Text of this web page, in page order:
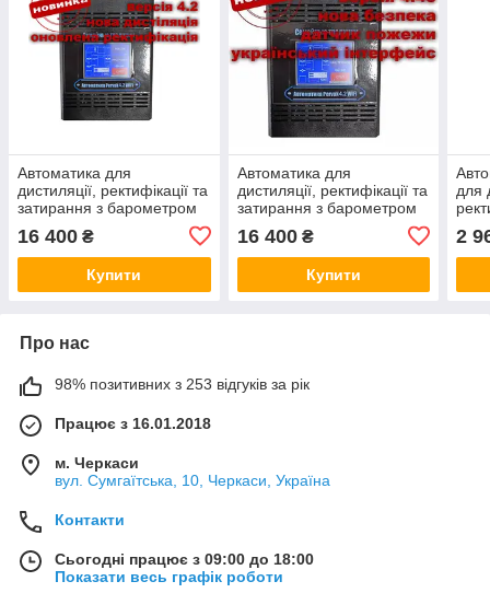
Автоматика для
дистиляції, ректифікації та
затирання з барометром
16 400 ₴
Купити
Автоматика для
дистиляції, ректифікації та
затирання з барометром
16 400₴
Купити
для
2
Про нас
98% позитивних з 253 відгуків за рік
Працює з 16.01.2018
м. Черкаси
вул. Сумгаїтська, 10, Черкаси, Україна
Контакти
Сьогодні працює з 09:00 до 18:00
Показати весь графік роботи